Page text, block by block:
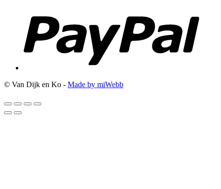
© Van Dijk en Ko - Made by miWebb